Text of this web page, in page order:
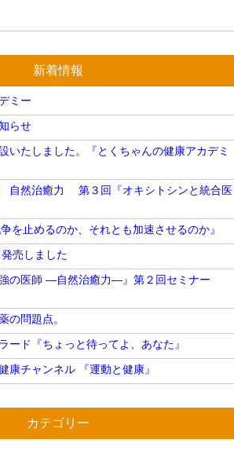
新着情報
ミー
らせ
いたしました。『とくちゃんの健康アカデミ
自然治癒力 第３回『オキシトシンと統合医
を止めるのか、それとも加速させるのか』
発売しました
強の医師 ―自然治癒力―』第２回セミナー
の問題点。
ード『ちょっと待ってよ、あなた』
康チャンネル 『運動と健康』
カテゴリー